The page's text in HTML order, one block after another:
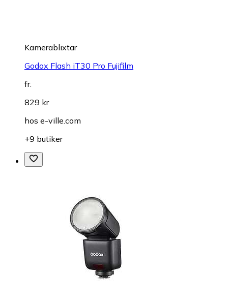
Kamerablixtar
Godox Flash iT30 Pro Fujifilm
fr.
829 kr
hos e-ville.com
+9 butiker